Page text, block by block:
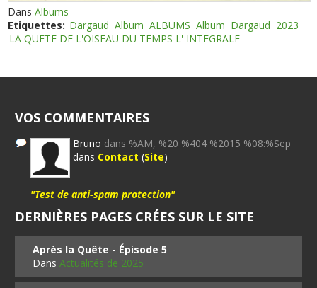
DansAlbums
Etiquettes: Dargaud Album ALBUMS Album Dargaud 2023
LA QUETE DE L'OISEAU DU TEMPS L' INTEGRALE
VOS COMMENTAIRES
Bruno dans %AM, %20 %404 %2015 %08:%Sep
dans Contact (Site)
"Test de anti-spam protection"
DERNIÈRES PAGES CRÉES SUR LE SITE
Après la Quête - Épisode 5
DansActualités de 2025